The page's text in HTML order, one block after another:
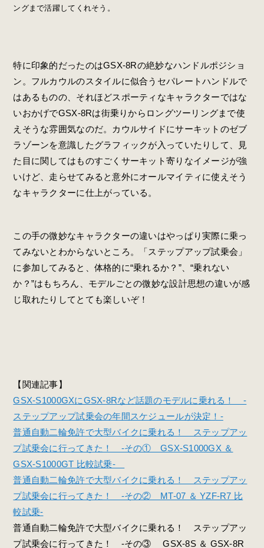
ングまで活躍してくれそう。
特に印象的だったのはGSX-8Rの絶妙なハンドルポジショ
ン。フルカウルのスタイルに似合うセパレートハンドルで
はあるものの、それほどスポーティなキャラクターではな
いおかげでGSX-8Rは街乗りからロングツーリングまで使
えそうな雰囲気なのだ。カウルサイドにサーキットのゼブ
ラゾーンを意識したグラフィックが入っていたりして、見
た目に関してはものすごくサーキット寄りなイメージが強
いけど、走らせてみると意外にオールマイティに使えそう
なキャラクターに仕上がっている。
この手の微妙なキャラクターの違いはやっぱり実際に乗っ
てみないとわからないところ。「ステップアップ試乗会」
に参加してみると、体格的に“乗れるか？”、“乗れない
か？”はもちろん、モデルごとの微妙な設計思想の違いが感
じ取れたりしてとても楽しいぞ！
【関連記事】
GSX-S1000GXにGSX-8Rなど話題のモデルに乗れる！ -
ステップアップ試乗会の年間スケジュールが決定！-
普通自動二輪免許で大型バイクに乗れる！ ステップアッ
プ試乗会に行ってきた！ -その① GSX-S1000GX ＆
GSX-S1000GT 比較試乗-
普通自動二輪免許で大型バイクに乗れる！ ステップアッ
プ試乗会に行ってきた！ -その② MT-07 ＆ YZF-R7 比
較試乗-
普通自動二輪免許で大型バイクに乗れる！ ステップアッ
プ試乗会に行ってきた！ -その③ GSX-8S ＆ GSX-8R